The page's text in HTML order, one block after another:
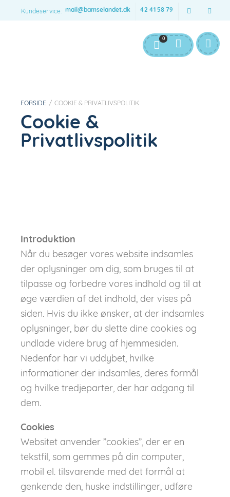
Kundeservice: mail@bamselandet.dk 42 41 58 79
Gratis levering v. køb over 500 kr til pakkeshop
Gratis afhentning på adressen i Hornsyld. Ferielukket fra 18. july-
0
FORSIDE / COOKIE & PRIVATLIVSPOLITIK
Cookie &
Privatlivspolitik
Introduktion
Når du besøger vores website indsamles
der oplysninger om dig, som bruges til at
tilpasse og forbedre vores indhold og til at
øge værdien af det indhold, der vises på
siden. Hvis du ikke ønsker, at der indsamles
oplysninger, bør du slette dine cookies og
undlade videre brug af hjemmesiden.
Nedenfor har vi uddybet, hvilke
informationer der indsamles, deres formål
og hvilke tredjeparter, der har adgang til
dem.
Cookies
Websitet anvender ”cookies”, der er en
tekstfil, som gemmes på din computer,
mobil el. tilsvarende med det formål at
genkende den, huske indstillinger, udføre